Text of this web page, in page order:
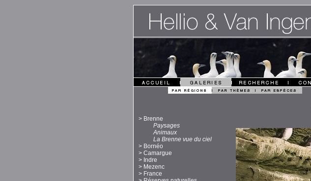
> Brenne
Paysages
Animaux
La Brenne vue du ciel
> Bornéo
> Camargue
> Indre
> Mezenc
> France